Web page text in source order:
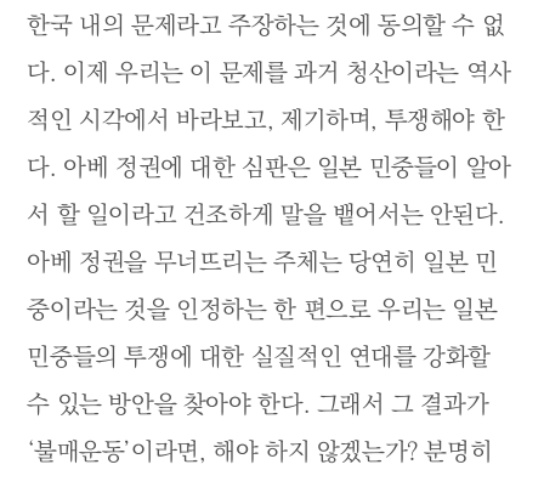
한국 내의 문제라고 주장하는 것에 동의할 수 없
다. 이제 우리는 이 문제를 과거 청산이라는 역사
적인 시각에서 바라보고, 제기하며, 투쟁해야 한
다. 아베 정권에 대한 심판은 일본 민중들이 알아
서 할 일이라고 건조하게 말을 뱉어서는 안된다.
아베 정권을 무너뜨리는 주체는 당연히 일본 민
중이라는 것을 인정하는 한 편으로 우리는 일본
민중들의 투쟁에 대한 실질적인 연대를 강화할
수 있는 방안을 찾아야 한다. 그래서 그 결과가
‘불매운동’이라면, 해야 하지 않겠는가? 분명히